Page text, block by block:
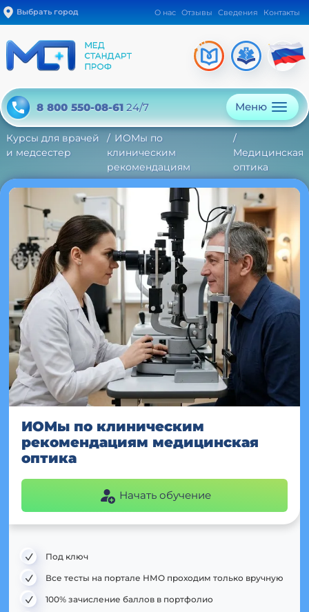
Выбрать город О нас Отзывы Сведения Контакты
8 800 550-08-61 24/7 Меню
Курсы для врачей
и медсестер
ИОМы по
клиническим
рекомендациям
Медицинская
оптика
ИОМы по клиническим
рекомендациям медицинская
оптика
Начать обучение
Под ключ
Все тесты на портале НМО проходим только вручную
100% зачисление баллов в портфолио